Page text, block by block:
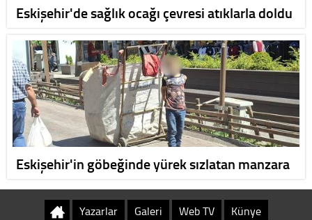
Eskişehir'de sağlık ocağı çevresi atıklarla doldu
Eskişehir'in göbeğinde yürek sızlatan manzara
Yazarlar Galeri Web TV Künye